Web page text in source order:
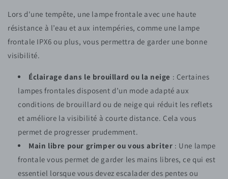
Lors d'une tempête, une lampe frontale avec une haute
résistance à l’eau et aux intempéries, comme une lampe
frontale IPX6 ou plus, vous permettra de garder une bonne
visibilité.
Éclairage dans le brouillard ou la neige : Certaines
lampes frontales disposent d’un mode adapté aux
conditions de brouillard ou de neige qui réduit les reflets
et améliore la visibilité à courte distance. Cela vous
permet de progresser prudemment.
Main libre pour grimper ou vous abriter : Une lampe
frontale vous permet de garder les mains libres, ce qui est
essentiel lorsque vous devez escalader des pentes ou